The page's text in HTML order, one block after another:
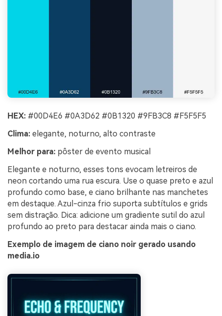
HEX: #00D4E6 #0A3D62 #0B1320 #9FB3C8 #F5F5F5
Clima: elegante, noturno, alto contraste
Melhor para: pôster de evento musical
Elegante e noturno, esses tons evocam letreiros de
neon cortando uma rua escura. Use o quase preto e azul
profundo como base, e ciano brilhante nas manchetes
em destaque. Azul-cinza frio suporta subtítulos e grids
sem distração. Dica: adicione um gradiente sutil do azul
profundo ao preto para destacar ainda mais o ciano.
Exemplo de imagem de ciano noir gerado usando
media.io